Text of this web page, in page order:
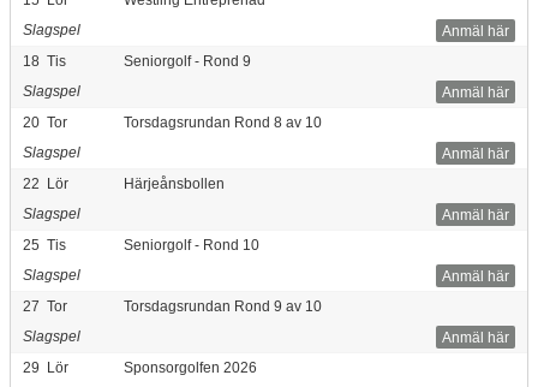
Anmäl här
Slagspel
18 Tis
Seniorgolf - Rond 9
Anmäl här
Slagspel
20 Tor
Torsdagsrundan Rond 8 av 10
Anmäl här
Slagspel
22 Lör
Härjeånsbollen
Anmäl här
Slagspel
25 Tis
Seniorgolf - Rond 10
Anmäl här
Slagspel
27 Tor
Torsdagsrundan Rond 9 av 10
Anmäl här
Slagspel
29 Lör
Sponsorgolfen 2026